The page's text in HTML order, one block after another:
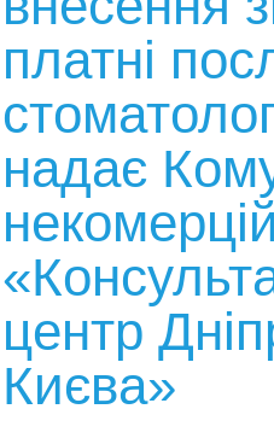
платні
надає
центр
Києва»